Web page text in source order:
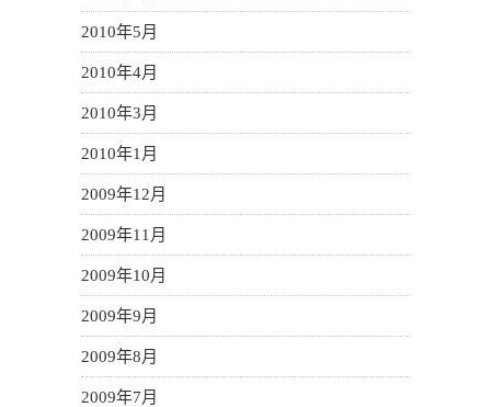
2010年5月
2010年4月
2010年3月
2010年1月
2009年12月
2009年11月
2009年10月
2009年9月
2009年8月
2009年7月